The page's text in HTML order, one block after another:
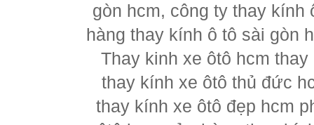
gòn hcm, công ty thay
hàng thay kính ô tô sài gòn
Thay kinh xe ôtô hcm
thay kính xe ôtô thủ đức
thay kính xe ôtô đẹp hcm